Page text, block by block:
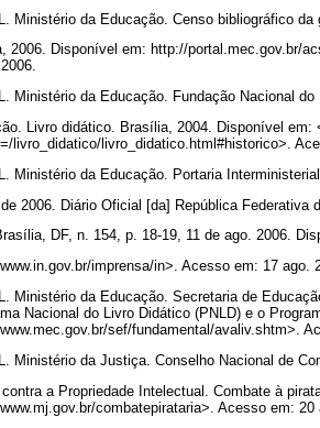
Ministério da Educação. Censo bibliográfico
2006. Disponível em: http://portal.mec.gov.br/
Ministério da Educação. Fundação Nacional
Livro didático. Brasília, 2004. Disponível em:
livro_didatico/livro_didatico.html#historico>.
Ministério da Educação. Portaria
2006. Diário Oficial [da] República Federativa
DF, n. 154, p. 18-19, 11 de ago. 2006.
imprensa/in>. Acesso em: 17 ago.
Ministério da Educação. Secretaria de
Nacional do Livro Didático (PNLD) e o
sef/fundamental/avaliv.shtm>.
Ministério da Justiça. Conselho Nacional de
a Propriedade Intelectual. Combate à
combatepirataria>. Acesso em: